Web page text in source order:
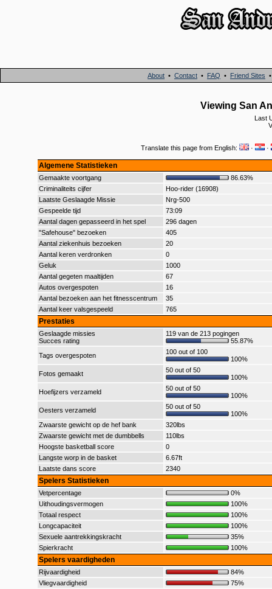
About • Contact • FAQ • Friend Sites
Viewing San
Last
Translate this page from English: · ·
Algemene Statistieken
Gemaakte voortgang
86.63%
Criminaliteits cijfer
Hoo-rider (16908)
Laatste Geslaagde Missie
Nrg-500
Gespeelde tijd
73:09
Aantal dagen gepasseerd in het spel
296 dagen
"Safehouse" bezoeken
405
Aantal ziekenhuis bezoeken
20
Aantal keren verdronken
0
Geluk
1000
Aantal gegeten maaltijden
67
Autos overgespoten
16
Aantal bezoeken aan het fitnesscentrum
35
Aantal keer valsgespeeld
765
Prestaties
Geslaagde missies
Succes rating
119 van de 213 pogingen
55.87%
Tags overgespoten
100 out of 100
100%
Fotos gemaakt
50 out of 50
100%
Hoefijzers verzameld
50 out of 50
100%
Oesters verzameld
50 out of 50
100%
Zwaarste gewicht op de hef bank
320lbs
Zwaarste gewicht met de dumbbells
110lbs
Hoogste basketball score
0
Langste worp in de basket
6.67ft
Laatste dans score
2340
Spelers Statistieken
Vetpercentage
0%
Uithoudingsvermogen
100%
Totaal respect
100%
Longcapaciteit
100%
Sexuele aantrekkingskracht
35%
Spierkracht
100%
Spelers vaardigheden
Rijvaardigheid
84%
Vliegvaardigheid
75%